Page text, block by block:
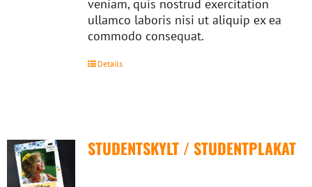
veniam, quis nostrud exercitation
ullamco laboris nisi ut aliquip ex ea
commodo consequat.
Details
STUDENTSKYLT / STUDENTPLAKAT